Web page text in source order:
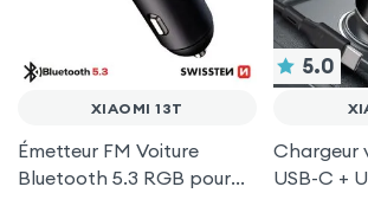
XIAOMI 13T
Émetteur FM Voiture
Bluetooth 5.3 RGB pour
5.0
Chargeur
USB-C +